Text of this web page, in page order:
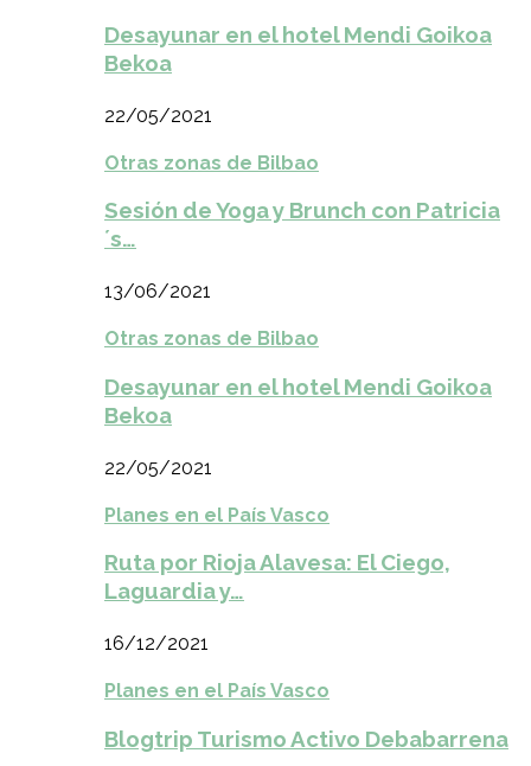
Desayunar en el hotel Mendi Goikoa
Bekoa
22/05/2021
Otras zonas de Bilbao
Sesión de Yoga y Brunch con Patricia
´s…
13/06/2021
Otras zonas de Bilbao
Desayunar en el hotel Mendi Goikoa
Bekoa
22/05/2021
Planes en el País Vasco
Ruta por Rioja Alavesa: El Ciego,
Laguardia y…
16/12/2021
Planes en el País Vasco
Blogtrip Turismo Activo Debabarrena